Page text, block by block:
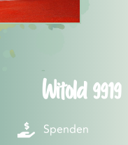
Witold 9919
Spenden